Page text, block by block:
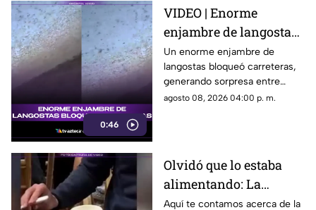
0:46
VIDEO | Enorme
enjambre de langostas
bloquea carreteras
Un enorme enjambre de
langostas bloqueó carreteras,
generando sorpresa entre
conductores y usuarios que
agosto 08, 2026 04:00 p. m.
Olvidó que lo estaba
alimentando: La
divertida mirada de un
Aquí te contamos acerca de la